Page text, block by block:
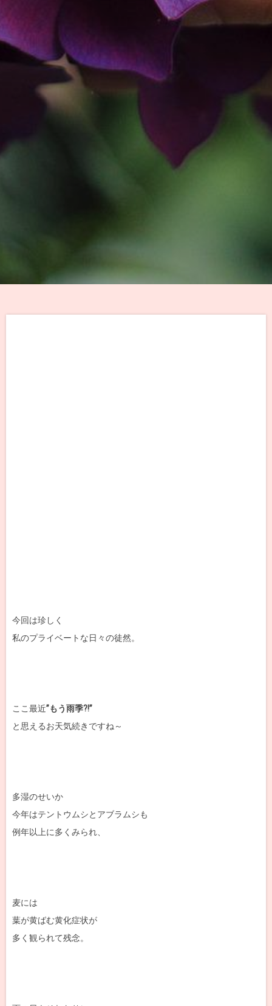
今回は珍しく
私のプライベートな日々の徒然。
ここ最近”もう雨季?!”
と思えるお天気続きですね～
多湿のせいか
今年はテントウムシとアブラムシも
例年以上に多くみられ、
麦には
葉が黄ばむ黄化症状が
多く観られて残念。